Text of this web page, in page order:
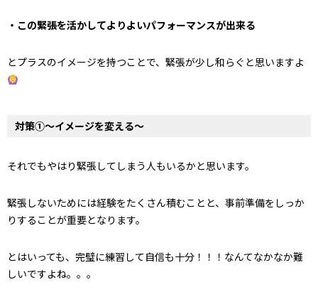
・この緊張を活かしてよりよいパフォーマンスが出来る
とプラスのイメージを持つことで、緊張が少し和らぐと思いますよ
対策①～イメージを変える～
それでもやはり緊張してしまう人もいるかと思います。
緊張しないためには経験をたくさん積むことと、事前準備をしっか
りすることが重要となります。
とはいっても、完璧に練習して自信も十分！！！なんてなかなか難
しいですよね。。。